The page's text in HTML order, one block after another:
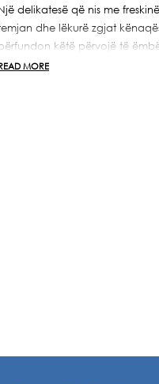
100ml
100ml
delikatesë që nis me
dhe lëkurë zgjat
këtë përvojë të
rezistojnë dot tundimeve.
MORE